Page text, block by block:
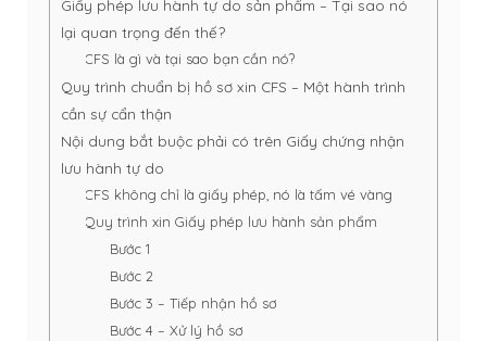
Giấy phép lưu hành tự do sản phẩm – Tại sao nó
lại quan trọng đến thế?
CFS là gì và tại sao bạn cần nó?
Quy trình chuẩn bị hồ sơ xin CFS – Một hành trình
cần sự cẩn thận
Nội dung bắt buộc phải có trên Giấy chứng nhận
lưu hành tự do
CFS không chỉ là giấy phép, nó là tấm vé vàng
Quy trình xin Giấy phép lưu hành sản phẩm
Bước 1
Bước 2
Bước 3 – Tiếp nhận hồ sơ
Bước 4 – Xử lý hồ sơ